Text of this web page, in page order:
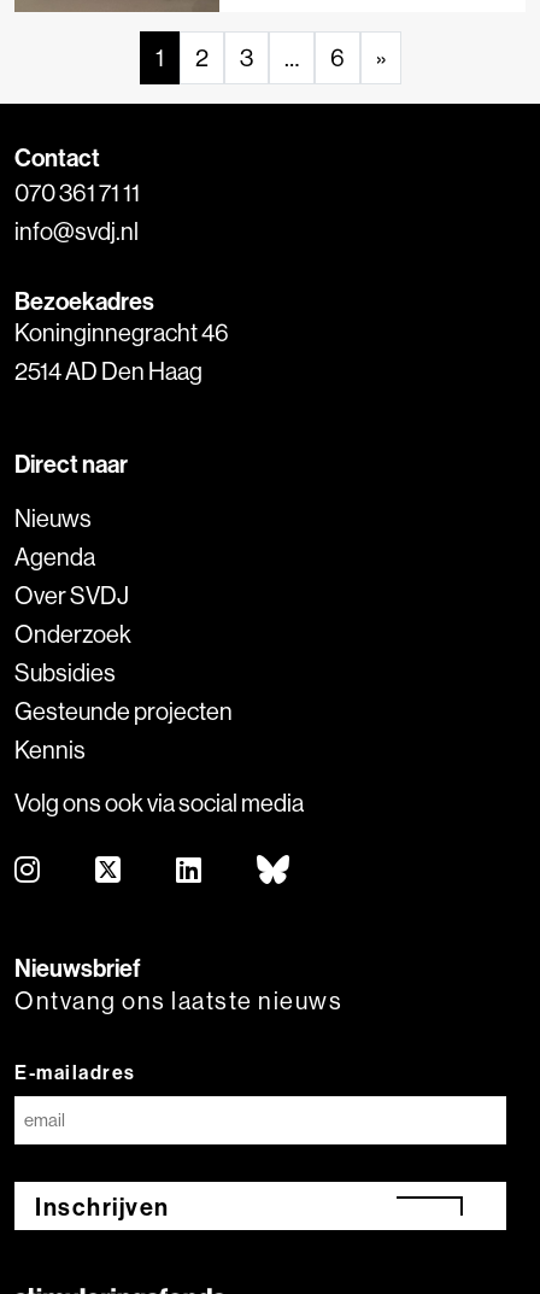
1 2 3 … 6 »
Contact
070 361 71 11
info@svdj.nl
Bezoekadres
Koninginnegracht 46
2514 AD Den Haag
Direct naar
Nieuws
Agenda
Over SVDJ
Onderzoek
Subsidies
Gesteunde projecten
Kennis
Volg ons ook via social media
Nieuwsbrief
Ontvang ons laatste nieuws
E-mailadres
Inschrijven